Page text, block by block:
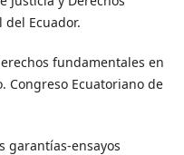
Ecuador.
fundamentales en
Congreso Ecuatoriano de
garantías-ensayos